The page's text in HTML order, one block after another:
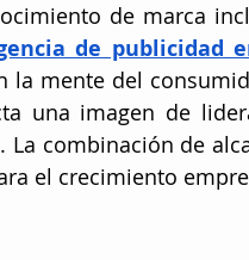
de marca
de publicidad
la mente del
una imagen de
combinación de
el crecimiento